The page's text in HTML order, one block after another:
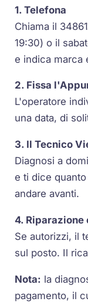
1. Telefona
Chiama il
19:30) o il
e indica marca
2. Fissa
L'operatore
una data, di
3. Il Tecnico
Diagnosi a
e ti dice
andare avanti.
4. Riparazione
Se autorizzi, il
sul posto. Il
Nota: la
pagamento, il